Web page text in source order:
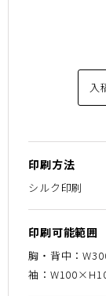
入
印刷方法
シルク印刷
印刷可能範囲
胸・背中：
袖：